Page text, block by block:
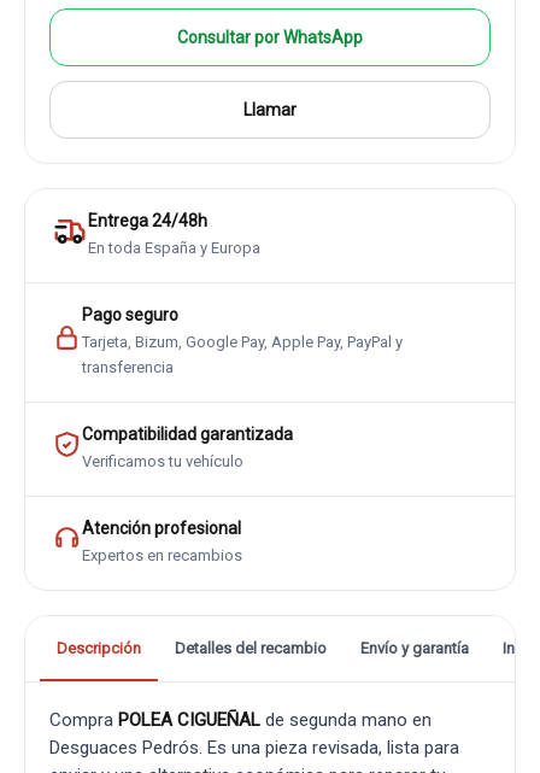
Consultar por WhatsApp
Llamar
Entrega 24/48h
En toda España y Europa
Pago seguro
Tarjeta, Bizum, Google Pay, Apple Pay, PayPal y
transferencia
Compatibilidad garantizada
Verificamos tu vehículo
Atención profesional
Expertos en recambios
Descripción Detalles del recambio Envío y garantía
Compra POLEA CIGUEÑAL de segunda mano en
Desguaces Pedrós. Es una pieza revisada, lista para